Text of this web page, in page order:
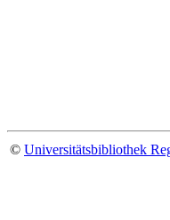
© Universitätsbibliothek